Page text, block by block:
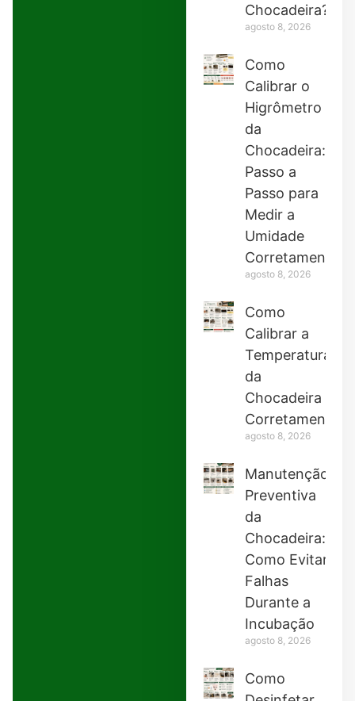
Chocadeira?
agosto 8, 2026
Como
Calibrar o
Higrômetro
da
Chocadeira:
Passo a
Passo para
Medir a
Umidade
Corretamente
agosto 8, 2026
Como
Calibrar a
Temperatura
da
Chocadeira
Corretamente
agosto 8, 2026
Manutenção
Preventiva
da
Chocadeira:
Como Evitar
Falhas
Durante a
Incubação
agosto 8, 2026
Como